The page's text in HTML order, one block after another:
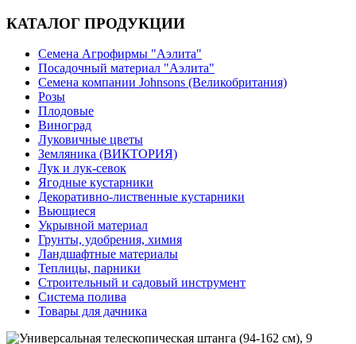
КАТАЛОГ ПРОДУКЦИИ
Семена Агрофирмы "Аэлита"
Посадочный материал "Аэлита"
Семена компании Johnsons (Великобритания)
Розы
Плодовые
Виноград
Луковичные цветы
Земляника (ВИКТОРИЯ)
Лук и лук-севок
Ягодные кустарники
Декоративно-лиственные кустарники
Вьющиеся
Укрывной материал
Грунты, удобрения, химия
Ландшафтные материалы
Теплицы, парники
Строительный и садовый инструмент
Система полива
Товары для дачника